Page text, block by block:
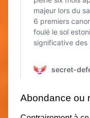
Abondance ou